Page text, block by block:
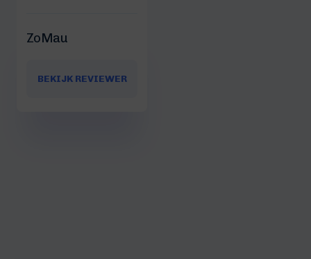
ZoMau
BEKIJK REVIEWER